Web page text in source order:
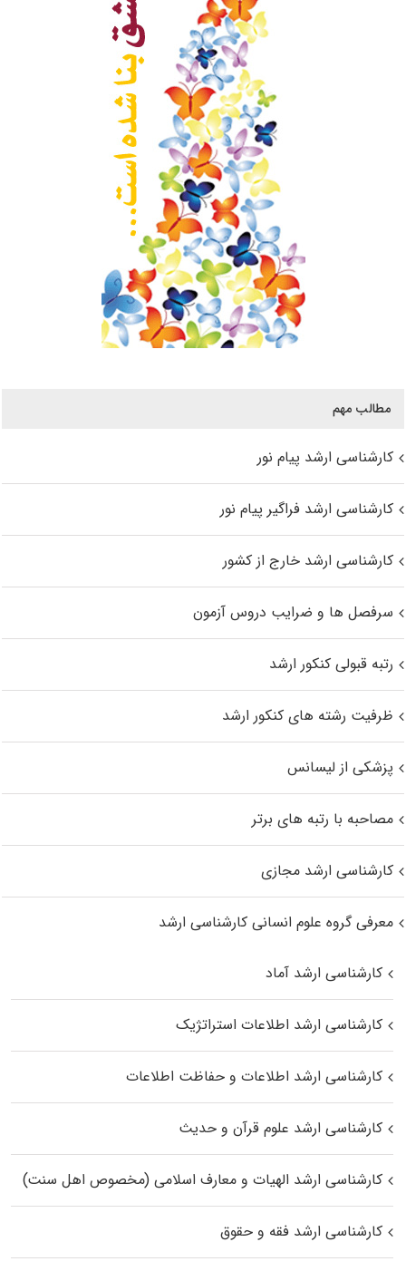
مطالب مهم
کارشناسی ارشد پیام نور
کارشناسی ارشد فراگیر پیام نور
کارشناسی ارشد خارج از کشور
سرفصل ها و ضرایب دروس آزمون
رتبه قبولی کنکور ارشد
ظرفیت رشته های کنکور ارشد
پزشکی از لیسانس
مصاحبه با رتبه های برتر
کارشناسی ارشد مجازی
معرفی گروه علوم انسانی کارشناسی ارشد
کارشناسی ارشد آماد
کارشناسی ارشد اطلاعات استراتژیک
کارشناسی ارشد اطلاعات و حفاظت اطلاعات
کارشناسی ارشد علوم قرآن و حدیث
کارشناسی ارشد الهیات و معارف اسلامی (مخصوص اهل سنت)
کارشناسی ارشد فقه و حقوق